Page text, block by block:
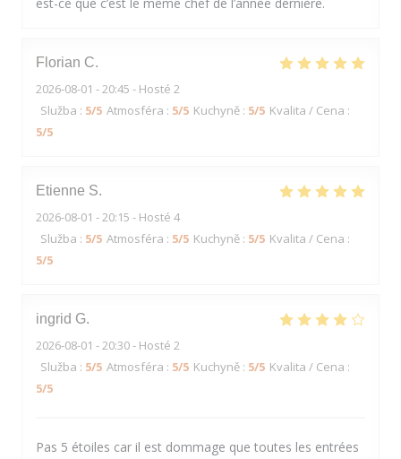
Florian C
2026-08-01 - 20:45 - Hosté 2
Služba : 5/5 Atmosféra : 5/5 Kuchyně : 5/5 Kvalita / Cena :
5/5
Etienne S
2026-08-01 - 20:15 - Hosté 4
Služba : 5/5 Atmosféra : 5/5 Kuchyně : 5/5 Kvalita / Cena :
5/5
ingrid G
2026-08-01 - 20:30 - Hosté 2
Služba : 5/5 Atmosféra : 5/5 Kuchyně : 5/5 Kvalita / Cena :
5/5
Pas 5 étoiles car il est dommage que toutes les entrées